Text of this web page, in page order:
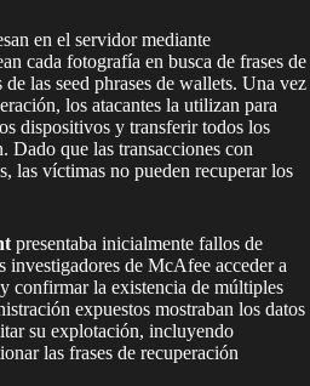
en el servidor mediante
cada fotografía en busca de frases de
las seed phrases de wallets. Una vez
los atacantes la utilizan para
dispositivos y transferir todos los
Dado que las transacciones con
las víctimas no pueden recuperar los
presentaba inicialmente fallos de
investigadores de McAfee acceder a
confirmar la existencia de múltiples
expuestos mostraban los datos
su explotación, incluyendo
las frases de recuperación